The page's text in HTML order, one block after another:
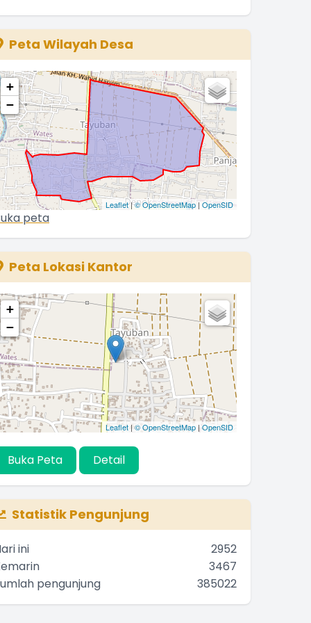
Juni 2021 15:46:05
Peta Wilayah Desa
+
−
Leaflet|© OpenStreetMap | OpenSID
peta
Peta Lokasi Kantor
+
−
Leaflet | © OpenStreetMap | OpenSID
Buka Peta Detail
Statistik Pengunjung
ini
2952
3467
pengunjung
385022